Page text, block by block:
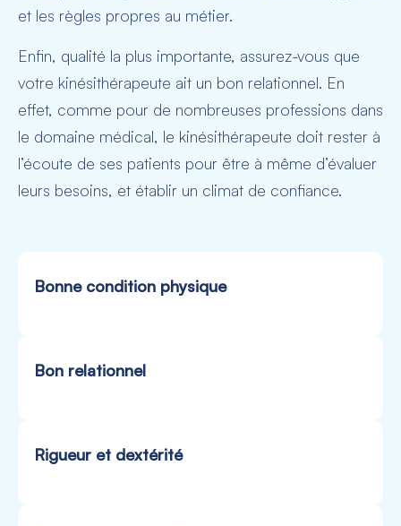
et les règles propres au métier.
Enfin, qualité la plus importante, assurez-vous que
votre kinésithérapeute ait un bon relationnel. En
effet, comme pour de nombreuses professions dans
le domaine médical, le kinésithérapeute doit rester à
l’écoute de ses patients pour être à même d’évaluer
leurs besoins, et établir un climat de confiance.
Bonne condition physique
Bon relationnel
Rigueur et dextérité